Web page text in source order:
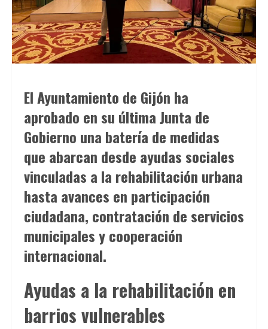
Los
mÃ©todos
de
pago
digitales
estÃ¡n
transformando
experiencia
de
los
en
las
plataformas
El Ayuntamiento de Gijón ha
aprobado en su última Junta de
Gobierno una batería de medidas
que abarcan desde ayudas sociales
vinculadas a la rehabilitación urbana
hasta avances en participación
ciudadana, contratación de servicios
municipales y cooperación
internacional.
Ayudas a la rehabilitación en
barrios vulnerables